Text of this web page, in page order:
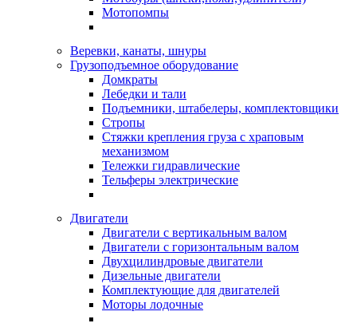
Мотопомпы
Веревки, канаты, шнуры
Грузоподъемное оборудование
Домкраты
Лебедки и тали
Подъемники, штабелеры, комплектовщики
Стропы
Стяжки крепления груза с храповым
механизмом
Тележки гидравлические
Тельферы электрические
Двигатели
Двигатели с вертикальным валом
Двигатели с горизонтальным валом
Двухцилиндровые двигатели
Дизельные двигатели
Комплектующие для двигателей
Моторы лодочные